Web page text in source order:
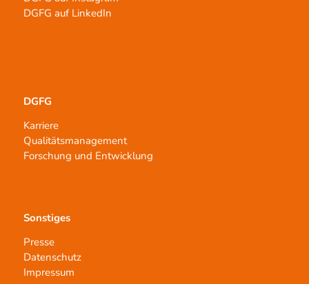
DGFG auf LinkedIn
DGFG
Karriere
Qualitätsmanagement
Forschung und Entwicklung
Sonstiges
Presse
Datenschutz
Impressum